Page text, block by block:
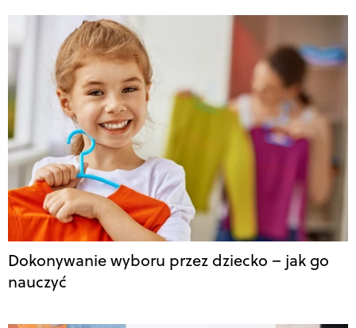
Dokonywanie wyboru przez dziecko – jak go
nauczyć